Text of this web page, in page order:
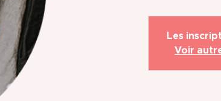
Les
Voir